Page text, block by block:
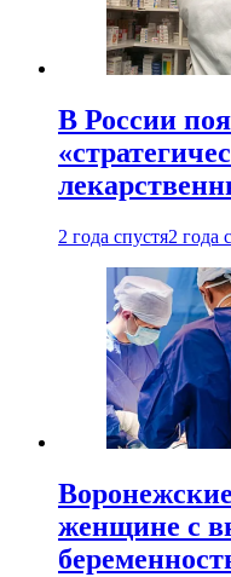
В России
2 года спустя2 года
женщине с